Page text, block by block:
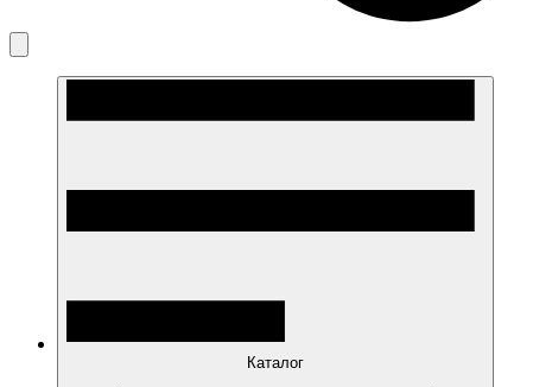
Каталог